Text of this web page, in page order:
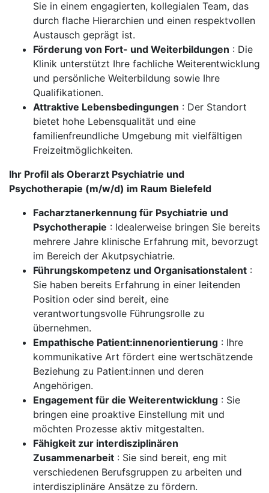
Sie in einem engagierten, kollegialen Team, das
durch flache Hierarchien und einen respektvollen
Austausch geprägt ist.
Förderung von Fort- und Weiterbildungen : Die
Klinik unterstützt Ihre fachliche Weiterentwicklung
und persönliche Weiterbildung sowie Ihre
Qualifikationen.
Attraktive Lebensbedingungen : Der Standort
bietet hohe Lebensqualität und eine
familienfreundliche Umgebung mit vielfältigen
Freizeitmöglichkeiten.
Ihr Profil als Oberarzt Psychiatrie und
Psychotherapie (m/w/d) im Raum Bielefeld
Facharztanerkennung für Psychiatrie und
Psychotherapie : Idealerweise bringen Sie bereits
mehrere Jahre klinische Erfahrung mit, bevorzugt
im Bereich der Akutpsychiatrie.
Führungskompetenz und Organisationstalent :
Sie haben bereits Erfahrung in einer leitenden
Position oder sind bereit, eine
verantwortungsvolle Führungsrolle zu
übernehmen.
Empathische Patient:innenorientierung : Ihre
kommunikative Art fördert eine wertschätzende
Beziehung zu Patient:innen und deren
Angehörigen.
Engagement für die Weiterentwicklung : Sie
bringen eine proaktive Einstellung mit und
möchten Prozesse aktiv mitgestalten.
Fähigkeit zur interdisziplinären
Zusammenarbeit : Sie sind bereit, eng mit
verschiedenen Berufsgruppen zu arbeiten und
interdisziplinäre Ansätze zu fördern.